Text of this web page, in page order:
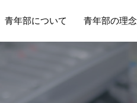
青年部について 青年部の理念